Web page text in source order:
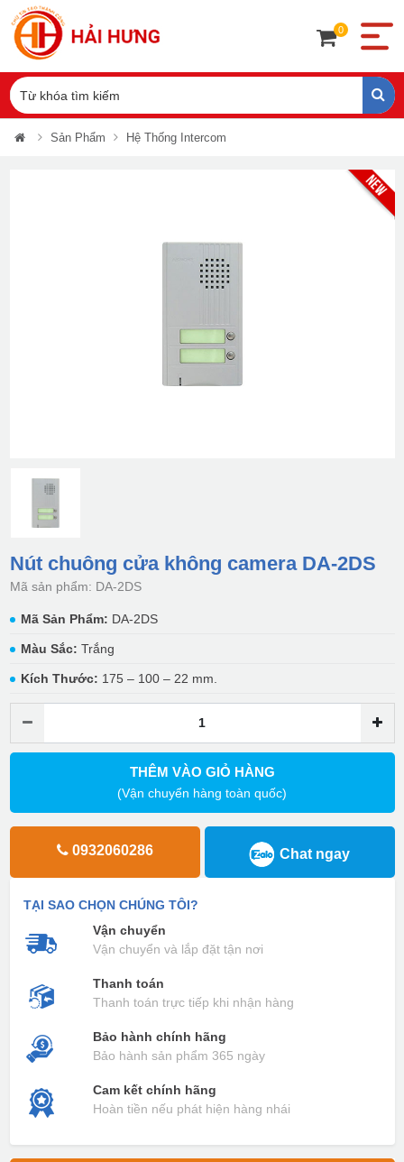
0
Sản Phẩm Hệ Thống Intercom
Nút chuông cửa không camera DA-2DS
Mã sản phẩm: DA-2DS
Mã Sản Phẩm: DA-2DS
Màu Sắc: Trắng
Kích Thước: 175 – 100 – 22 mm.
THÊM VÀO GIỎ HÀNG
(Vận chuyển hàng toàn quốc)
0932060286 Chat ngay
TẠI SAO CHỌN CHÚNG TÔI?
Vận chuyển
Vận chuyển và lắp đặt tận nơi
Thanh toán
Thanh toán trực tiếp khi nhận hàng
Bảo hành chính hãng
Bảo hành sản phẩm 365 ngày
Cam kết chính hãng
Hoàn tiền nếu phát hiện hàng nhái